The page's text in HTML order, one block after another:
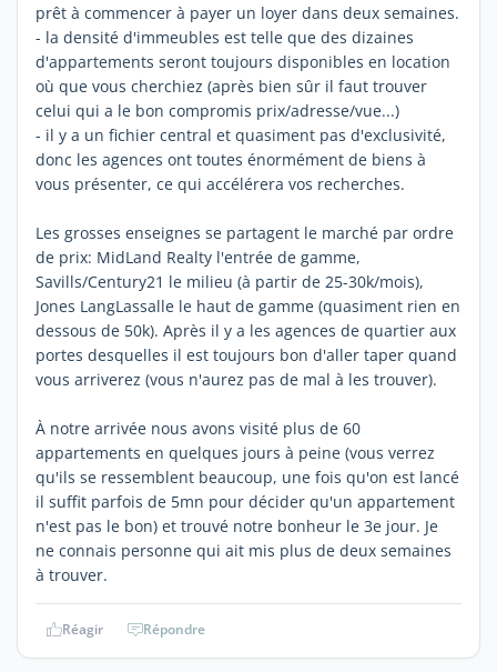
prêt à commencer à payer un loyer dans deux semaines.
- la densité d'immeubles est telle que des dizaines
d'appartements seront toujours disponibles en location
où que vous cherchiez (après bien sûr il faut trouver
celui qui a le bon compromis prix/adresse/vue...)
- il y a un fichier central et quasiment pas d'exclusivité,
donc les agences ont toutes énormément de biens à
vous présenter, ce qui accélérera vos recherches.
Les grosses enseignes se partagent le marché par ordre
de prix: MidLand Realty l'entrée de gamme,
Savills/Century21 le milieu (à partir de 25-30k/mois),
Jones LangLassalle le haut de gamme (quasiment rien en
dessous de 50k). Après il y a les agences de quartier aux
portes desquelles il est toujours bon d'aller taper quand
vous arriverez (vous n'aurez pas de mal à les trouver).
À notre arrivée nous avons visité plus de 60
appartements en quelques jours à peine (vous verrez
qu'ils se ressemblent beaucoup, une fois qu'on est lancé
il suffit parfois de 5mn pour décider qu'un appartement
n'est pas le bon) et trouvé notre bonheur le 3e jour. Je
ne connais personne qui ait mis plus de deux semaines
à trouver.
Réagir Répondre